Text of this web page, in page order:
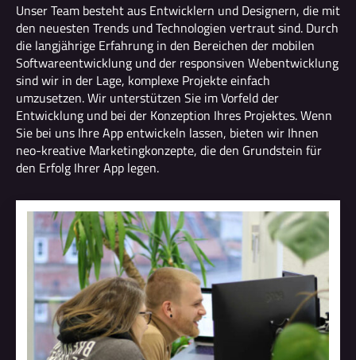
Unser Team besteht aus Entwicklern und Designern, die mit
den neuesten Trends und Technologien vertraut sind. Durch
die langjährige Erfahrung in den Bereichen der mobilen
Softwareentwicklung und der responsiven Webentwicklung
sind wir in der Lage, komplexe Projekte einfach
umzusetzen. Wir unterstützen Sie im Vorfeld der
Entwicklung und bei der Konzeption Ihres Projektes. Wenn
Sie bei uns Ihre App entwickeln lassen, bieten wir Ihnen
neo-kreative Marketingkonzepte, die den Grundstein für
den Erfolg Ihrer App legen.